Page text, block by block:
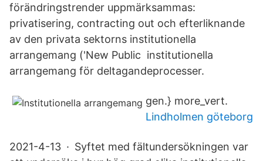
förändringstrender uppmärksammas:
privatisering, contracting out och efterliknande
av den privata sektorns institutionella
arrangemang ('New Public institutionella
arrangemang för deltagandeprocesser.
gen.} more_vert.
Lindholmen göteborg
2021-4-13 · Syftet med fältundersökningen var